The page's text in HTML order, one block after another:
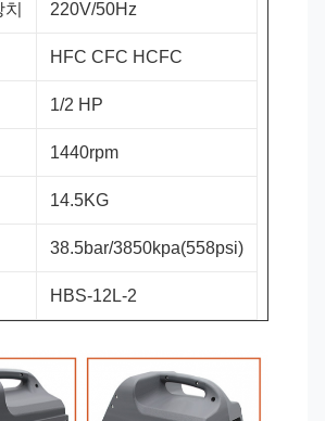
220V/50Hz
HFC CFC HCFC
1/2 HP
1440rpm
14.5KG
38.5bar/3850kpa(558psi)
HBS-12L-2